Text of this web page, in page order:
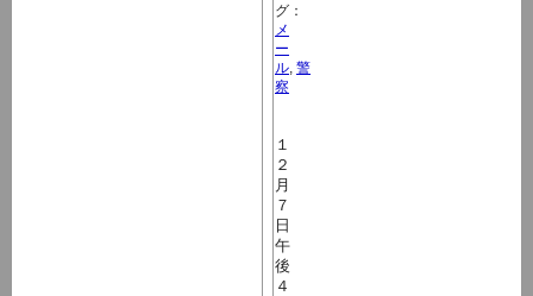
グ：
メ
ー
ル 警
察
１
２
月
７
日
午
後
４